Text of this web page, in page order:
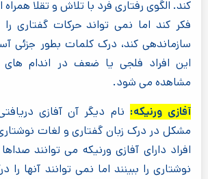
کند. الگوی رفتاری فرد با تلاش و تقلا
فکر کند اما نمی تواند حرکات گفتاری
سازماندهی کند، درک کلمات بطور جزئی
این افراد فلجی یا ضعف در اندام
مشاهده می شود.
آفازی ورنیکه: نام دیگر آن آفازی
مشکل در درک زبان گفتاری و لغات
افراد دارای آفازی ورنیکه می توانند
نوشتاری را ببینند اما نمی توانند آنها